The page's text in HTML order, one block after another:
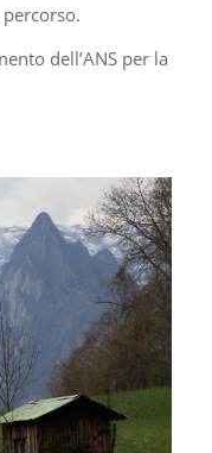
dell’ANS per la